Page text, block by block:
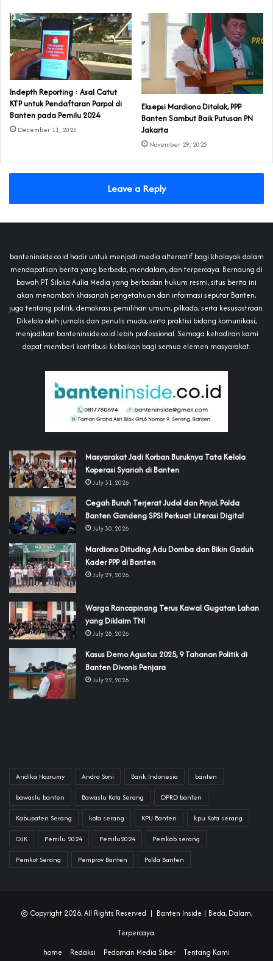
Indepth Reporting : Asal Catut
KTP untuk Pendaftaran Parpol di
Banten pada Pemilu 2024
December 11, 2025
Eksepsi Mardiono Ditolak, PPP
Banten Sambut Baik Putusan PN
Jakarta
November 29, 2025
Leave a Reply
banteninside.co.id hadir untuk menjadi media alternatif bagi khalayak dalam
mendapatkan berita yang berbeda, mendalam, dan terpercaya. Bernaung di
bawah PT Siloka Aulia Media yang berbadan hukum resmi, situs berita ini
akan menambah khasanah pengetahuan dan informasi seputar Banten,
juga tentang politik, demokrasi, pemilihan umum, pilkada, serta kesusastraan.
Dikelola oleh jurnalis dan penulis muda, serta praktisi bidang komunikasi,
menjadikan banteninside.co.id lebih professional. Semoga kehadiran kami
dapat memberi kontribusi kebaikan bagi semua elemen masyarakat.
‎Masyarakat Jadi Korban Buruknya Tata Kelola
Koperasi Syariah di Banten
July 31, 2026
Cegah Buruh Terjerat Judol dan Pinjol, Polda
Banten Gandeng SPSI Perkuat Literasi Digital
July 30, 2026
‎Mardiono Dituding Adu Domba dan Bikin Gaduh
Kader PPP di Banten
July 29, 2026
‎Warga Rancapinang Terus Kawal Gugatan Lahan
yang Diklaim TNI‎‎
July 28, 2026
‎Kasus Demo Agustus 2025, 9 Tahanan Politik di
Banten Divonis Penjara
July 22, 2026
Andika Hazrumy Andra Soni Bank Indonesia banten
bawaslu banten Bawaslu Kota Serang DPRD banten
Kabupaten Serang kota serang KPU Banten kpu Kota serang
OJK Pemilu 2024 Pemilu2024 Pemkab serang
Pemkot Serang Pemprov Banten Polda Banten
© Copyright 2026, All Rights Reserved | Banten Inside | Beda, Dalam,
Terpercaya.
home
Redaksi Pedoman Media Siber Tentang Kami